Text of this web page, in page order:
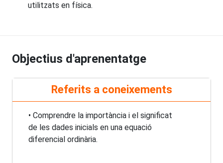
utilitzats en física.
Objectius d'aprenentatge
Referits a coneixements
• Comprendre la importància i el significat
de les dades inicials en una equació
diferencial ordinària.